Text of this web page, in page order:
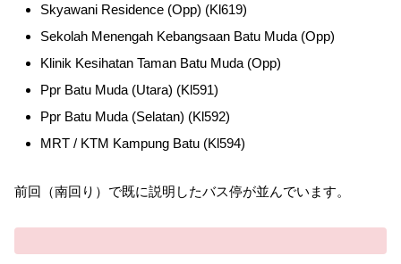
Skyawani Residence (Opp) (Kl619)
Sekolah Menengah Kebangsaan Batu Muda (Opp)
Klinik Kesihatan Taman Batu Muda (Opp)
Ppr Batu Muda (Utara) (Kl591)
Ppr Batu Muda (Selatan) (Kl592)
MRT / KTM Kampung Batu (Kl594)
前回（南回り）で既に説明したバス停が並んでいます。